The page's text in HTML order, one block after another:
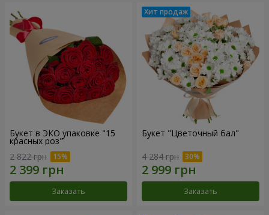
Букет в ЭКО упаковке "15
красных роз"
2 822 грн
Заказать
Букет "Цветочный бал"
4 284 грн
Заказать